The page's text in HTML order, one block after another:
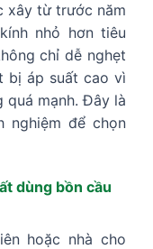
xây từ trước năm
nhỏ hơn tiêu
chỉ dễ nghẹt
bị áp suất cao vì
quá mạnh. Đây là
nghiệm để chọn
dùng bồn cầu
hoặc nhà cho